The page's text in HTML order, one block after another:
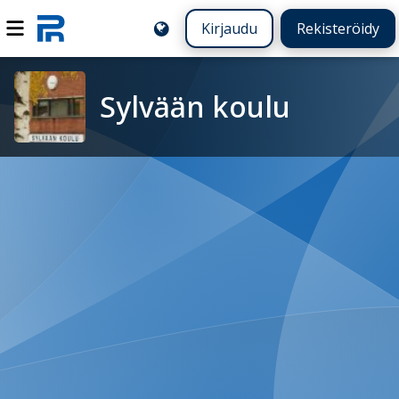
Kirjaudu Rekisteröidy
Sylvään koulu